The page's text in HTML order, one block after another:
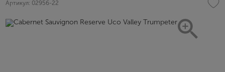
Артикул: 02956-22